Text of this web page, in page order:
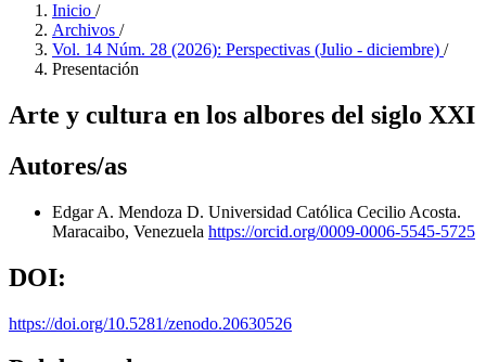
Inicio /
Archivos /
Vol. 14 Núm. 28 (2026): Perspectivas (Julio - diciembre) /
Presentación
Arte y cultura en los albores del siglo XXI
Autores/as
Edgar A. Mendoza D. Universidad Católica Cecilio Acosta.
Maracaibo, Venezuela https://orcid.org/0009-0006-5545-5725
DOI:
https://doi.org/10.5281/zenodo.20630526